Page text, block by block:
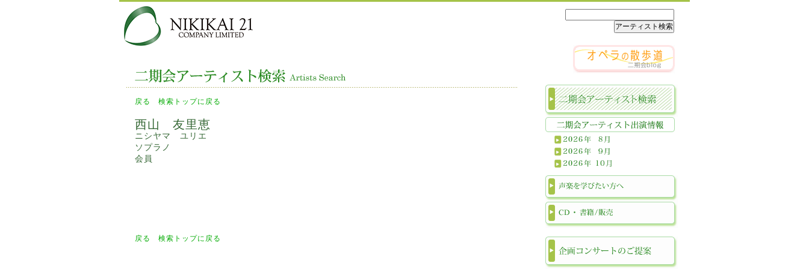
戻る 検索トップに戻る
西山 友里恵
ニシヤマ ユリエ
ソプラノ
会員
戻る 検索トップに戻る